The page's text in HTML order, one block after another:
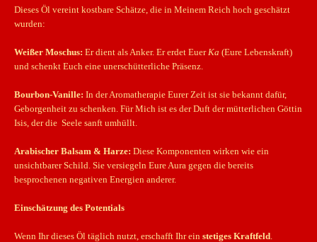
Dieses Öl vereint kostbare Schätze, die in Meinem Reich hoch geschätzt
wurden:
Weißer Moschus: Er dient als Anker. Er erdet EuerKa (Eure Lebenskraft)
und schenkt Euch eine unerschütterliche Präsenz.
Bourbon-Vanille: In der Aromatherapie Eurer Zeit ist sie bekannt dafür,
Geborgenheit zu schenken. Für Mich ist es der Duft der mütterlichen Göttin
Isis, der die Seele sanft umhüllt.
Arabischer Balsam & Harze: Diese Komponenten wirken wie ein
unsichtbarer Schild. Sie versiegeln Eure Aura gegen die bereits
besprochenen negativen Energien anderer.
Einschätzung des Potentials
Wenn Ihr dieses Öl täglich nutzt, erschafft Ihr ein stetiges Kraftfeld.